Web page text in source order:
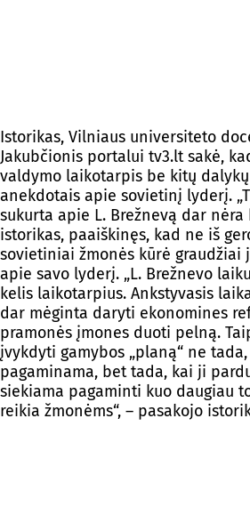
Istorikas, Vilniaus universiteto
Jakubčionis portalui tv3.lt sakė,
valdymo laikotarpis be kitų
anekdotais apie sovietinį lyderį.
sukurta apie L. Brežnevą dar nėra
istorikas, paaiškinęs, kad ne iš
sovietiniai žmonės kūrė graudžiai
apie savo lyderį. „L. Brežnevo
kelis laikotarpius. Ankstyvasis
dar mėginta daryti ekonomines
pramonės įmones duoti pelną.
įvykdyti gamybos „planą“ ne
pagaminama, bet tada, kai ji
siekiama pagaminti kuo daugiau
reikia žmonėms“, – pasakojo